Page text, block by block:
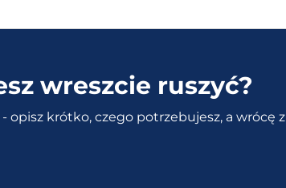
wreszcie ruszyć?
opisz krótko, czego potrzebujesz, a wrócę z